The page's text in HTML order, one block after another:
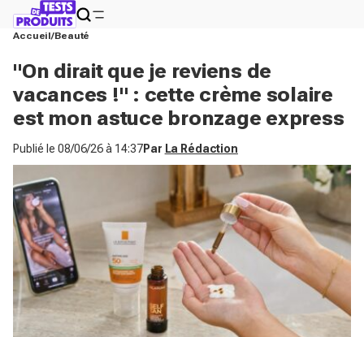
Accueil Beauté
"On dirait que je reviens de
vacances !" : cette crème solaire
est mon astuce bronzage express
Publié le 08/06/26 à 14:37Par La Rédaction